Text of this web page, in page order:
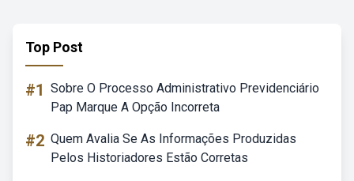
Top Post
#1 Sobre O Processo Administrativo Previdenciário
Pap Marque A Opção Incorreta
#2 Quem Avalia Se As Informações Produzidas
Pelos Historiadores Estão Corretas